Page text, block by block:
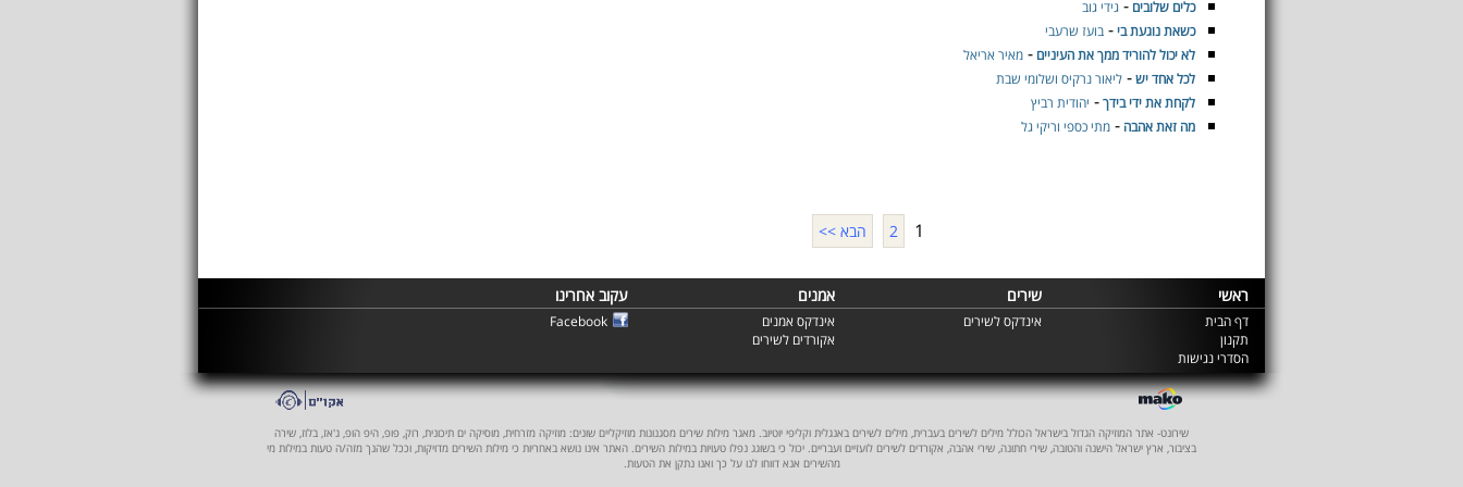
כלים שלובים - גידי גוב
כשאת נוגעת בי- בועז שרעבי
לא יכול להוריד ממך את העיניים - מאיר אריאל
לכל אחד יש- ליאור נרקיס ושלומי שבת
לקחת את ידי בידך- יהודית רביץ
מה זאת אהבה - מתי כספי וריקי גל
1
2 הבא >>
ראשי שירים אמנים עקוב אחרינו
דף הבית
תקנון
הסדרי נגישות
אינדקס לשירים
אינדקס אמנים
אקורדים לשירים
Facebook
שירונט- אתר המוזיקה הגדול בישראל הכולל מילים לשירים בעברית, מילים לשירים באנגלית וקליפי יוטיוב. מאגר מילות שירים מסגנונות מוזיקליים שונים: מוזיקה מזרחית, מוסיקה ים תיכונית, רוק, פופ, היפ הופ, ג'אז, בלוז, שירה
בציבור, ארץ ישראל הישנה והטובה, שירי חתונה, שירי אהבה, אקורדים לשירים לועזיים ועבריים. יכול כי בשוגג נפלו טעויות במילות השירים. האתר אינו נושא באחריות כי מילות השירים מדויקות, וככל שהנך מזה/ה טעות במילות מי
מהשירים אנא דווחו לנו על כך ואנו נתקן את הטעות.